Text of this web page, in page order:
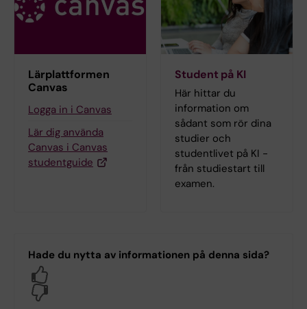
Lärplattformen
Canvas
Logga in i Canvas
Lär dig använda
Canvas i Canvas
studentguide
Student på KI
Här hittar du
information om
sådant som rör dina
studier och
studentlivet på KI -
från studiestart till
examen.
Hade du nytta av informationen på denna sida?